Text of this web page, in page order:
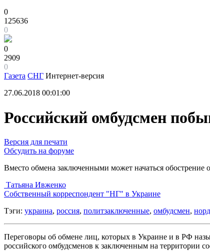
0
125636
0
0
2909
0
Газета СНГ Интернет-версия
27.06.2018 00:01:00
Российский омбудсмен
Версия для печати
Обсудить на форуме
Вместо обмена заключенными может начаться
Татьяна Ивженко
Cобственный корреспондент "НГ" в Украине
Тэги: украина, россия, политзаключенные, омбудсмен, норд
Переговоры об обмене лиц, которых в Украине и в РФ
российского омбудсменов к заключенным на территории